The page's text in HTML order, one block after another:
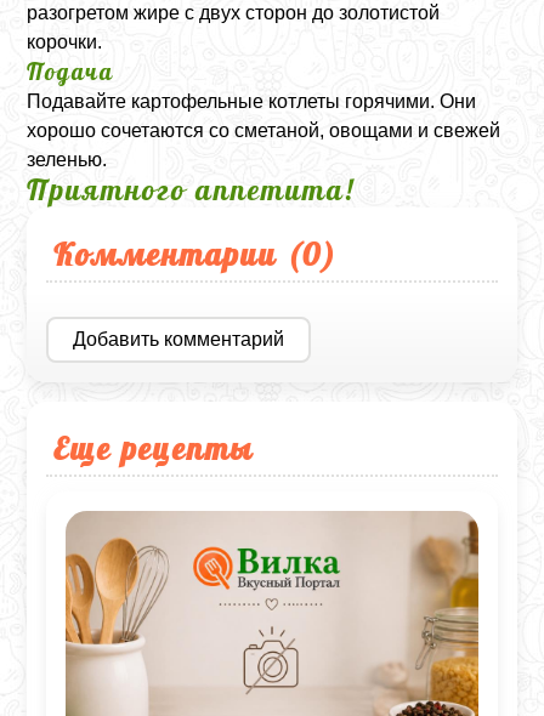
разогретом жире с двух сторон до золотистой
корочки.
Подача
Подавайте картофельные котлеты горячими. Они
хорошо сочетаются со сметаной, овощами и свежей
зеленью.
Приятного аппетита!
Комментарии (0)
Добавить комментарий
Еще рецепты